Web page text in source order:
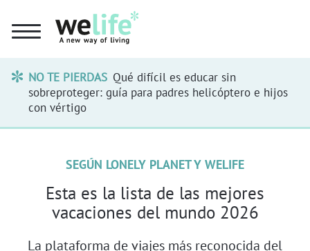
NO TE PIERDAS Qué difícil es educar sin
sobreproteger: guía para padres helicóptero e hijos
con vértigo
SEGÚN LONELY PLANET Y WELIFE
Esta es la lista de las mejores
vacaciones del mundo 2026
La plataforma de viajes más reconocida del